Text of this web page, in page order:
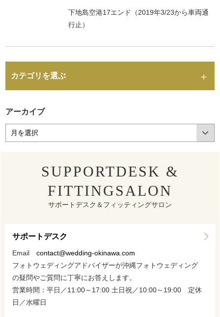
下地島空港17エンド（2019年3/23から車両通
行止）
カテゴリを選ぶ
アーカイブ
SUPPORTDESK &
FITTINGSALON
サポートデスク＆フィッティングサロン
サポートデスク
Email contact@wedding-okinawa.com
フォトウェディングアドバイザーが沖縄フォトウェディング
の疑問やご質問に丁寧にお答えします。
営業時間：平日／11:00～17:00 土日祝／10:00～19:00 定休
日／水曜日